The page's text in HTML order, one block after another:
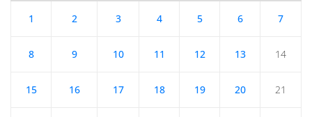
1 2 3 4 5 6 7
8 9 10 11 12 13 14
15 16 17 18 19 20 21